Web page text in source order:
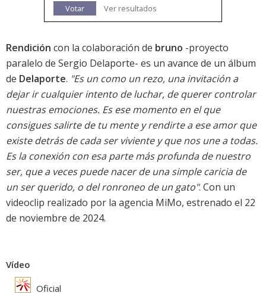
Votar
Ver resultados
Rendición con la colaboración de bruno -proyecto
paralelo de Sergio Delaporte- es un avance de un álbum
de Delaporte. "Es un como un rezo, una invitación a
dejar ir cualquier intento de luchar, de querer controlar
nuestras emociones. Es ese momento en el que
consigues salirte de tu mente y rendirte a ese amor que
existe detrás de cada ser viviente y que nos une a todas.
Es la conexión con esa parte más profunda de nuestro
ser, que a veces puede nacer de una simple caricia de
un ser querido, o del ronroneo de un gato". Con un
videoclip realizado por la agencia MiMo, estrenado el 22
de noviembre de 2024.
Vídeo
Oficial